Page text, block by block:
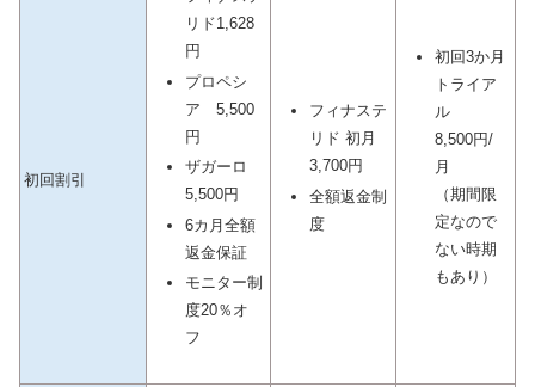
初回割引
リド1,628
円
プロペシ
ア 5,500
円
ザガーロ
5,500円
6カ月全額
返金保証
モニター制
度20％オ
フ
フィナステ
リド 初月
3,700円
全額返金制
度
初回3か月
トライア
ル
8,500円/
月
（期間限
定なので
ない時期
もあり）